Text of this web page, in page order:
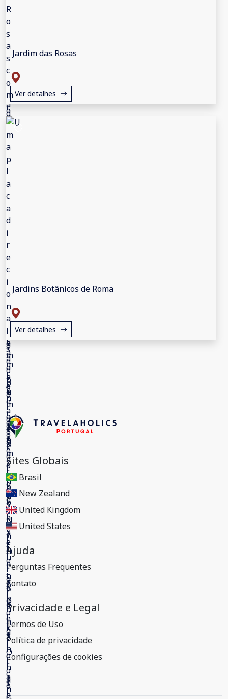
Jardim das Rosas
Ver detalhes
Jardins Botânicos de Roma
Ver detalhes
Sites Globais
Brasil
New Zealand
United Kingdom
United States
Ajuda
Perguntas Frequentes
Contato
Privacidade e Legal
Termos de Uso
Política de privacidade
Configurações de cookies